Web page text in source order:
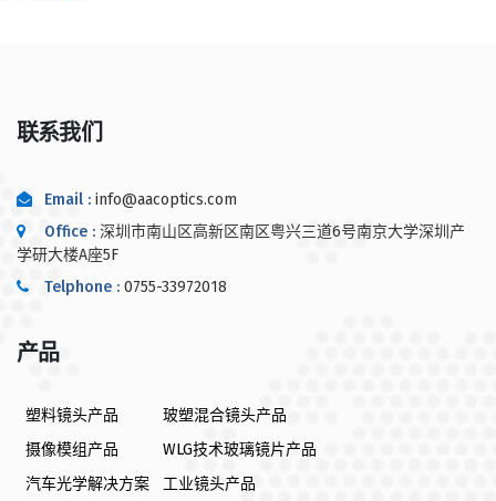
联系我们
Email : info@aacoptics.com
Office : 深圳市南山区高新区南区粤兴三道6号南京大学深圳产
学研大楼A座5F
Telphone : 0755-33972018
产品
塑料镜头产品
玻塑混合镜头产品
摄像模组产品
WLG技术玻璃镜片产品
汽车光学解决方案
工业镜头产品